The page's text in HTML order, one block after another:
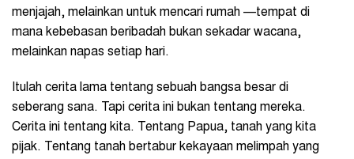
menjajah, melainkan untuk mencari rumah —tempat di
mana kebebasan beribadah bukan sekadar wacana,
melainkan napas setiap hari.
Itulah cerita lama tentang sebuah bangsa besar di
seberang sana. Tapi cerita ini bukan tentang mereka.
Cerita ini tentang kita. Tentang Papua, tanah yang kita
pijak. Tentang tanah bertabur kekayaan melimpah yang